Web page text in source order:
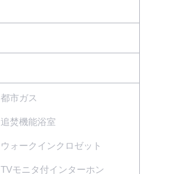
都市ガス
追焚機能浴室
ウォークインクロゼット
TVモニタ付インターホン